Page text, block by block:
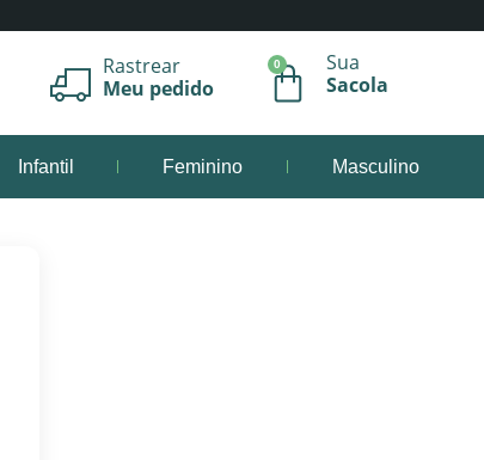
Rastrear
Meu pedido
0
Sua
Sacola
Infantil Feminino Masculino